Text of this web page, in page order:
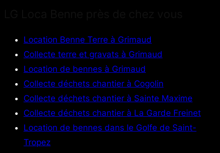
Location Benne Terre à Grimaud
Collecte terre et gravats à Grimaud
Location de bennes à Grimaud
Collecte déchets chantier à Cogolin
Collecte déchets chantier à Sainte Maxime
Collecte déchets chantier à La Garde Freinet
Location de bennes dans le Golfe de Saint-
Tropez